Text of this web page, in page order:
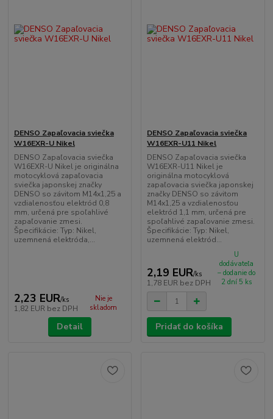
DENSO Zapaľovacia sviečka
W16EXR-U Nikel
DENSO Zapaľovacia sviečka
W16EXR-U Nikel je originálna
motocyklová zapaľovacia
sviečka japonskej značky
DENSO so závitom M14x1,25 a
vzdialenosťou elektród 0,8
mm, určená pre spoľahlivé
zapaľovanie zmesi.
Špecifikácie: Typ: Nikel,
uzemnená elektróda,...
2,23 EUR/ks
1,82 EUR bez DPH
Nie je
skladom
Detail
DENSO Zapaľovacia sviečka
W16EXR-U11 Nikel
DENSO Zapaľovacia sviečka
W16EXR-U11 Nikel je
originálna motocyklová
zapaľovacia sviečka japonskej
značky DENSO so závitom
M14x1,25 a vzdialenosťou
elektród 1,1 mm, určená pre
spoľahlivé zapaľovanie zmesi.
Špecifikácie: Typ: Nikel,
uzemnená elektród...
2,19 EUR/ks
1,78 EUR bez DPH
U
dodávateľa
– dodanie do
2 dní 5 ks
Pridať do košíka